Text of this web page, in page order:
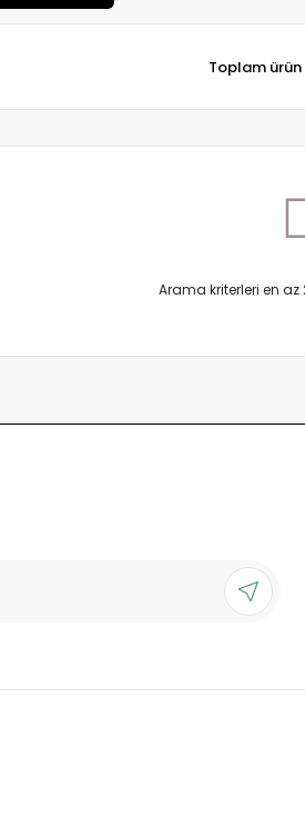
Toplam ürün
Arama kriterleri en az